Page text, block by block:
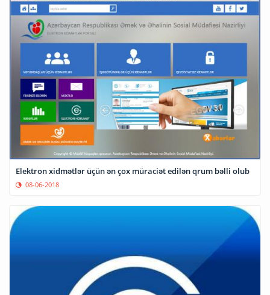
Elektron xidmətlər üçün ən çox müraciət edilən qrum bəlli olub
08-06-2018